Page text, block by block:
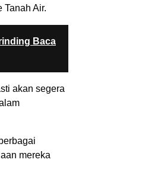
Air.
Baca
akan segera
mereka